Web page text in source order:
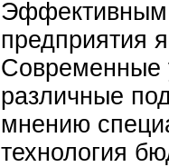
Эффективным
предприятия
Современные
различные
мнению
технология